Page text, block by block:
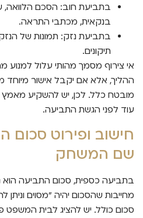
בתביעת חוב: הסכם הלוואה,
בנקאית, מכתבי התראה.
בתביעת נזק: תמונות של
תיקונים.
אי צירוף מסמך מהותי עלול
ההליך, אלא אם יקבל אישור
מובטח כלל. לכן, יש להשקיע מאמץ
עוד לפני הגשת התביעה.
חישוב ופירוט סכום
שם המשחק
בתביעה כספית, סכום התביעה הוא
מחייבות שהסכום יהיה "מסוים וניתן
סכום כולל. יש להציג לבית המשפט